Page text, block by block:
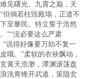
见曙光。九霄之巅，天
但倘若柱毁殿塌，正道不
至黎民。特立誓于浩然
”“没必要这么严肃
说得好像要万劫不复一
哦。”柔软的衣袂飘动，
黄天浩渺，潭渊滚荡盘
洗青锋开武道，策隐玄